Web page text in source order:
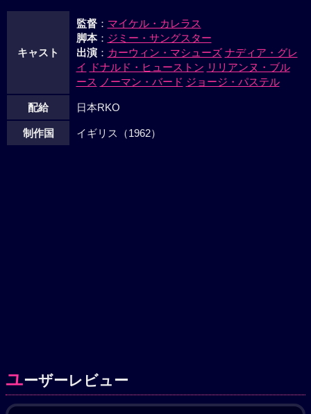
キャスト
監督： マイケル・カレラス
脚本： ジミー・サングスター
出演： カーウィン・マシューズ ナディア・グレ
イ
ドナルド・ヒューストン リリアンヌ・ブル
ース ノーマン・バード ジョージ・パステル
配給 日本RKO
制作国 イギリス（1962）
ユーザーレビュー